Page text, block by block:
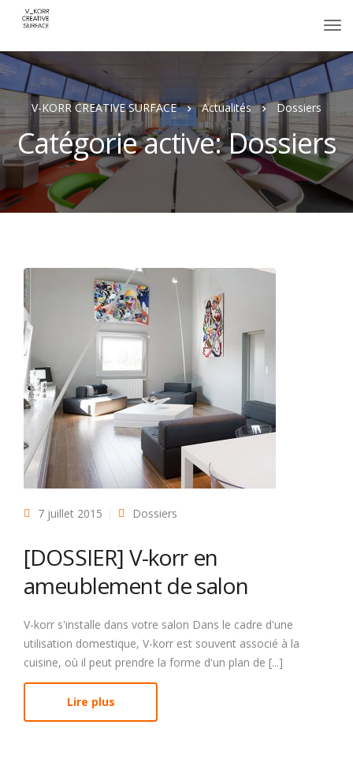
V-KORR CREATIVE SURFACE Actualités Dossiers
Catégorie active: Dossiers
7 juillet 2015 Dossiers
[DOSSIER] V-korr en
ameublement de salon
V-korr s'installe dans votre salon Dans le cadre d'une
utilisation domestique, V-korr est souvent associé à la
cuisine, où il peut prendre la forme d'un plan de [...]
Lire plus